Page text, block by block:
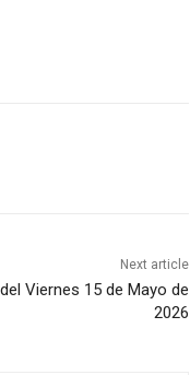
Next article
Viernes 15 de Mayo de
2026